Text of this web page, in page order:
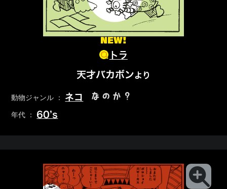
NEW!
トラ
天才バカボンより
動物ジャンル ： ネコ なのか？
年代 ： 60’s